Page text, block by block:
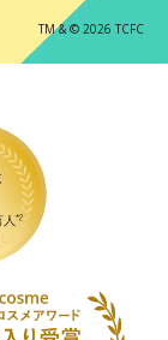
TM & © 2026 TCFC